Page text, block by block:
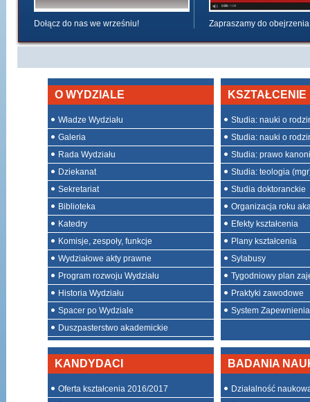
Dołącz do nas we wrześniu! Zapraszamy do obejrzenia
O WYDZIALE
Władze Wydziału
Galeria
Rada Wydziału
Dziekanat
Sekretariat
Biblioteka
Katedry
Komisje, zespoły, funkcje
Wydziałowe akty prawne
Program rozwoju Wydziału
Historia Wydziału
Spacer po Wydziale
Duszpasterstwo akademickie
KSZTAŁCENIE
Studia: nauki o
Studia: nauki o
Studia: prawo
Studia: teologia
Studia doktoranckie
Organizacja roku
Efekty kształcenia
Plany kształcenia
Sylabusy
Tygodniowy plan
Praktyki zawodowe
System
KANDYDACI
Oferta kształcenia 2016/2017
BADANIA
Działalność